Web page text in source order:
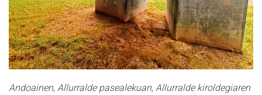
Andoainen, Allurralde pasealekuan, Allurralde kiroldegiaren